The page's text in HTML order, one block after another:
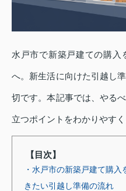
水戸市で新築戸建ての購入
へ。新生活に向けた引越し
切です。本記事では、やる
立つポイントをわかりやすく
【目次】
・水戸市の新築戸建て購
きたい引越し準備の流れ